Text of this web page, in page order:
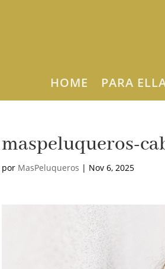
HOME PARA
maspeluqueros-
por MasPeluqueros | Nov 6, 2025